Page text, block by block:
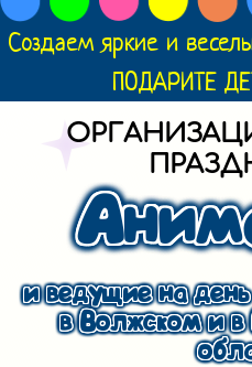
Создаем яркие и
ПОДАРИТЕ
и ведущие на
в Волжском и в